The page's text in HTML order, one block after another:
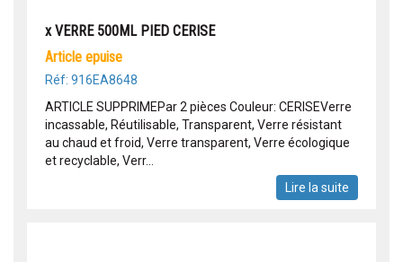
x VERRE 500ML PIED CERISE
article epuise
Réf: 916EA8648
ARTICLE SUPPRIMEPar 2 pièces Couleur: CERISEVerre
incassable, Réutilisable, Transparent, Verre résistant
au chaud et froid, Verre transparent, Verre écologique
et recyclable, Verr...
Lire la suite